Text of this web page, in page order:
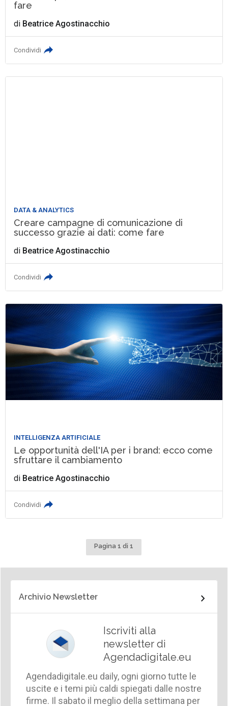
fare
di Beatrice Agostinacchio
Condividi
DATA & ANALYTICS
Creare campagne di comunicazione di
successo grazie ai dati: come fare
di Beatrice Agostinacchio
Condividi
INTELLIGENZA ARTIFICIALE
Le opportunità dell'IA per i brand: ecco come
sfruttare il cambiamento
di Beatrice Agostinacchio
Condividi
Pagina 1 di 1
Archivio Newsletter
Iscriviti alla
newsletter di
Agendadigitale.eu
Agendadigitale.eu daily, ogni giorno tutte le
uscite e i temi più caldi spiegati dalle nostre
firme. Il sabato il meglio della settimana per